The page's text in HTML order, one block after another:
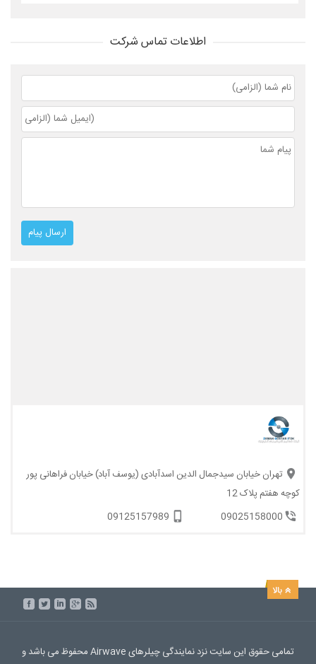
اطلاعات تماس شرکت
تهران خیابان سیدجمال الدین اسدآبادی (یوسف آباد) خیابان فراهانی پور
کوچه هفتم پلاک 12
09025158000
09125157989
تمامی حقوق این سایت نزد نمایندگی چیلرهای Airwave محفوظ می باشد و